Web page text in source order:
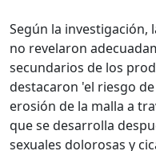
Según la investigación,
no revelaron
secundarios de los
destacaron 'el riesgo
erosión de la malla a
que se desarrolla
sexuales dolorosas y